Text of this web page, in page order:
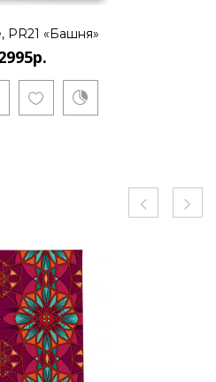
PR21 «Башня»